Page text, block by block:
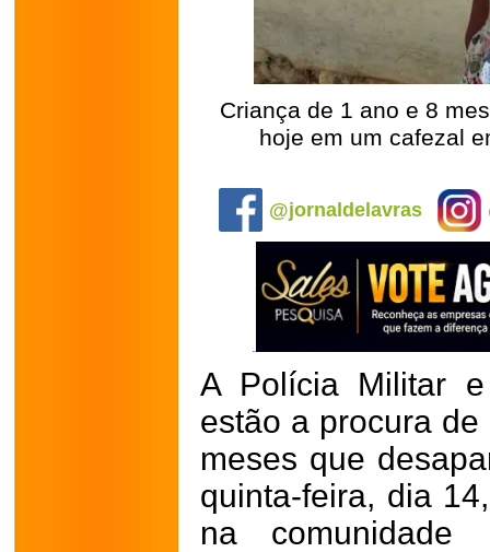
Criança de 1 ano e 8
hoje em um cafezal
@jornaldelavras
A Polícia Militar
estão a procura
meses que
quinta-feira, dia
na